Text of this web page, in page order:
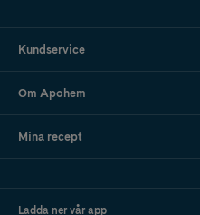
Kundservice
Om Apohem
Mina recept
Ladda ner vår app